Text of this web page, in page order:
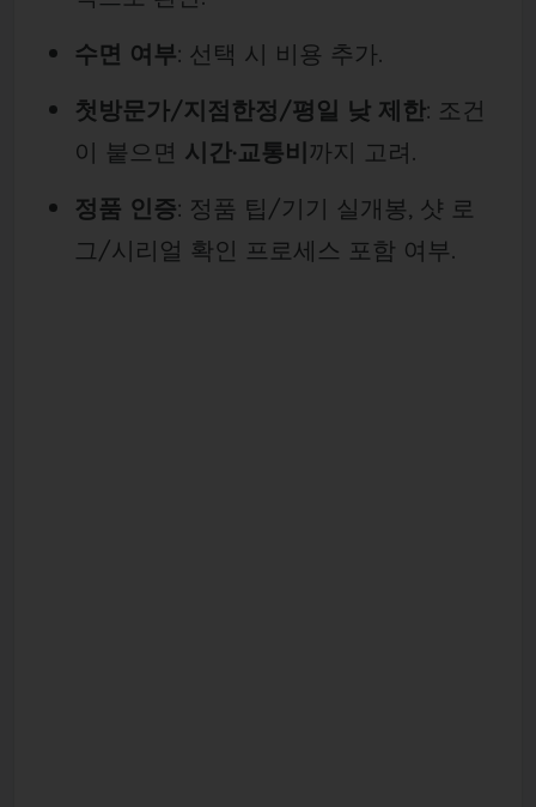
수면 여부: 선택 시 비용 추가.
첫방문가/지점한정/평일 낮 제한: 조건
이 붙으면 시간·교통비까지 고려.
정품 인증: 정품 팁/기기 실개봉, 샷 로
그/시리얼 확인 프로세스 포함 여부.